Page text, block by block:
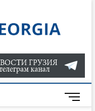
О
В
ГРУЗИИ
M
e